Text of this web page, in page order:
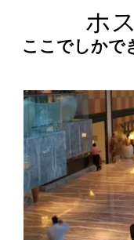
ホ
ここでしかで